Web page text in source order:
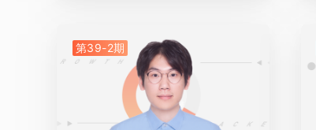
第39-2期